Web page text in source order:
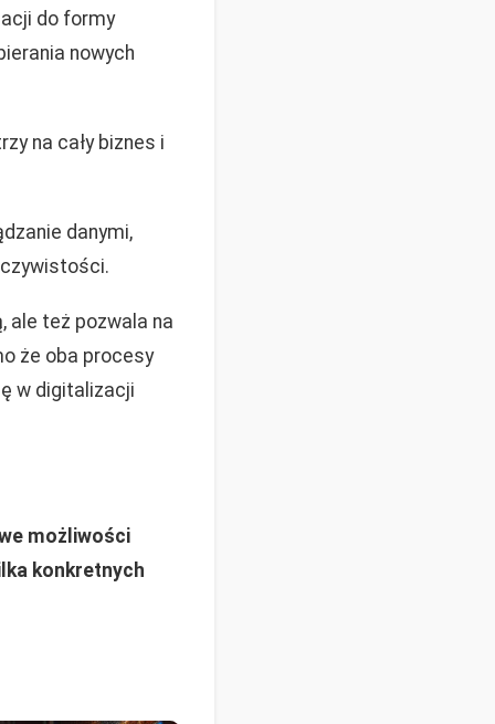
do formy
nowych
na cały biznes i
danymi,
ale też pozwala na
że oba procesy
w digitalizacji
możliwości
konkretnych